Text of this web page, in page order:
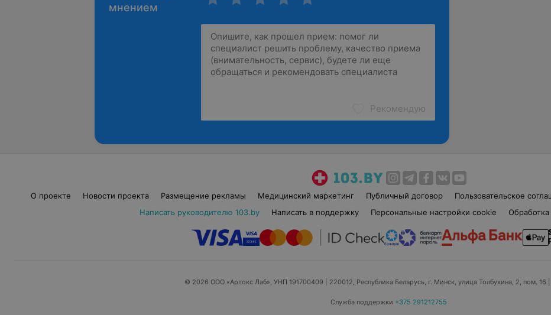
мнением
Рекомендую
О проекте Новости проекта Размещение рекламы Медицинский маркетинг Публичный договор Пользовательское
Написать руководителю 103.by
Написать в поддержку Персональные настройки cookie
© 2026 ООО «Артокс Лаб», УНП 191700409 | 220012, Республика Беларусь, г. Минск, улица Толбухина, 2, пом. 16
Служба поддержки +375 291212755